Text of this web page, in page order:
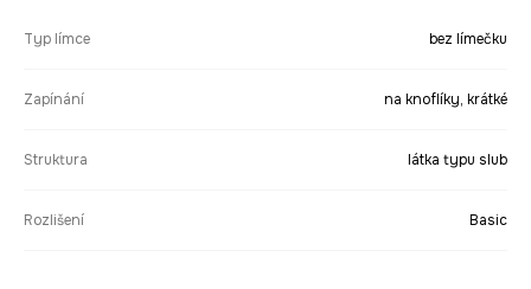
Typ límce bez límečku
Zapínání na knoflíky, krátké
Struktura látka typu slub
Rozlišení Basic